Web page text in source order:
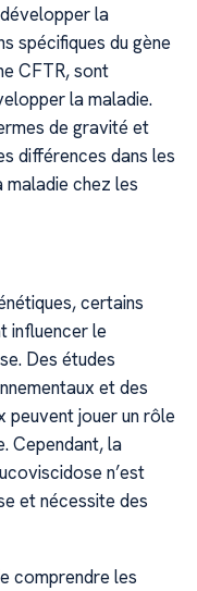
la
spécifiques du gène
CFTR, sont
la maladie.
de gravité et
différences dans les
chez les
certains
influencer le
Des études
et des
peuvent jouer un rôle
Cependant, la
n’est
et nécessite des
comprendre les